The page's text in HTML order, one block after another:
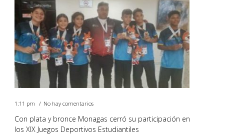
1:11 pm No hay comentarios
Con plata y bronce Monagas cerró su participación en
los XIX Juegos Deportivos Estudiantiles